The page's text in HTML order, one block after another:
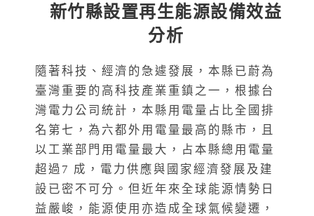
新竹縣設置再生能源設備效益
分析
隨著科技、經濟的急遽發展，本縣已蔚為
臺灣重要的高科技產業重鎮之一，根據台
灣電力公司統計，本縣用電量占比全國排
名第七，為六都外用電量最高的縣市，且
以工業部門用電量最大，占本縣總用電量
超過7 成，電力供應與國家經濟發展及建
設已密不可分。但近年來全球能源情勢日
益嚴峻，能源使用亦造成全球氣候變遷，